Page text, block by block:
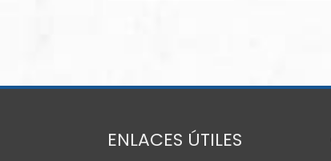
ENLACES ÚTILES